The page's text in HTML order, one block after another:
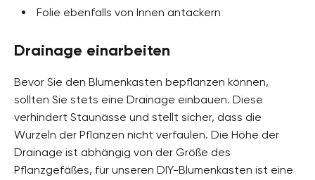
Folie ebenfalls von Innen antackern
Drainage einarbeiten
Bevor Sie den Blumenkasten bepflanzen können,
sollten Sie stets eine Drainage einbauen. Diese
verhindert Staunässe und stellt sicher, dass die
Wurzeln der Pflanzen nicht verfaulen. Die Höhe der
Drainage ist abhängig von der Größe des
Pflanzgefäßes, für unseren DIY-Blumenkasten ist eine